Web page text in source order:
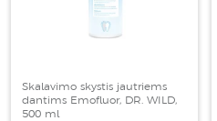
Skalavimo skystis jautriems
dantims Emofluor, DR. WILD,
500 ml